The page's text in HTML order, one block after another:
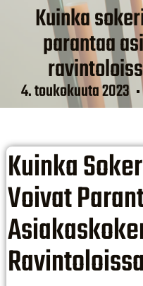
Kuinka
parantaa
4. toukokuuta 2023
Kuinka
Voivat